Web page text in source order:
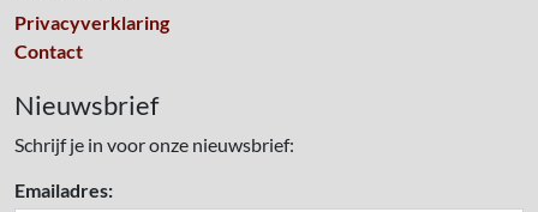
Privacyverklaring
Contact
Nieuwsbrief
Schrijf je in voor onze nieuwsbrief:
Emailadres: